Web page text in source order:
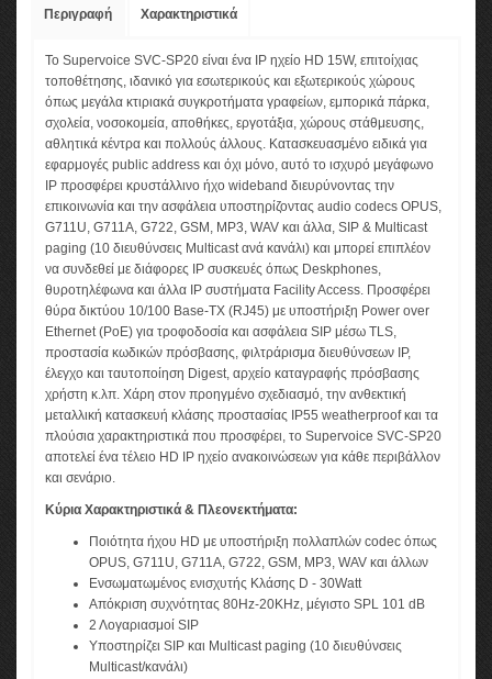
Περιγραφή Χαρακτηριστικά
Το Supervoice SVC-SP20 είναι ένα IP ηχείο HD 15W, επιτοίχιας
τοποθέτησης, ιδανικό για εσωτερικούς και εξωτερικούς χώρους
όπως μεγάλα κτιριακά συγκροτήματα γραφείων, εμπορικά πάρκα,
σχολεία, νοσοκομεία, αποθήκες, εργοτάξια, χώρους στάθμευσης,
αθλητικά κέντρα και πολλούς άλλους. Κατασκευασμένο ειδικά για
εφαρμογές public address και όχι μόνο, αυτό το ισχυρό μεγάφωνο
IP προσφέρει κρυστάλλινο ήχο wideband διευρύνοντας την
επικοινωνία και την ασφάλεια υποστηρίζοντας audio codecs OPUS,
G711U, G711A, G722, GSM, MP3, WAV και άλλα, SIP & Multicast
paging (10 διευθύνσεις Multicast ανά κανάλι) και μπορεί επιπλέον
να συνδεθεί με διάφορες IP συσκευές όπως Deskphones,
θυροτηλέφωνα και άλλα IP συστήματα Facility Access. Προσφέρει
θύρα δικτύου 10/100 Base-TX (RJ45) με υποστήριξη Power over
Ethernet (PoE) για τροφοδοσία και ασφάλεια SIP μέσω TLS,
προστασία κωδικών πρόσβασης, φιλτράρισμα διευθύνσεων IP,
έλεγχο και ταυτοποίηση Digest, αρχείο καταγραφής πρόσβασης
χρήστη κ.λπ. Χάρη στον προηγμένο σχεδιασμό, την ανθεκτική
μεταλλική κατασκευή κλάσης προστασίας IP55 weatherproof και τα
πλούσια χαρακτηριστικά που προσφέρει, το Supervoice SVC-SP20
αποτελεί ένα τέλειο HD IP ηχείο ανακοινώσεων για κάθε περιβάλλον
και σενάριο.
Κύρια Xαρακτηριστικά & Πλεονεκτήματα:
Ποιότητα ήχου HD με υποστήριξη πολλαπλών codec όπως
OPUS, G711U, G711A, G722, GSM, MP3, WAV και άλλων
Ενσωματωμένος ενισχυτής Κλάσης D - 30Watt
Απόκριση συχνότητας 80Hz-20KHz, μέγιστο SPL 101 dB
2 Λογαριασμοί SIP
Υποστηρίζει SIP και Multicast paging (10 διευθύνσεις
Multicast/κανάλι)